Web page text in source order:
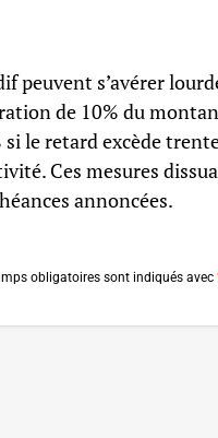
peuvent s’avérer
de 10% du
si le retard excède
Ces mesures
annoncées.
obligatoires sont indiqués avec